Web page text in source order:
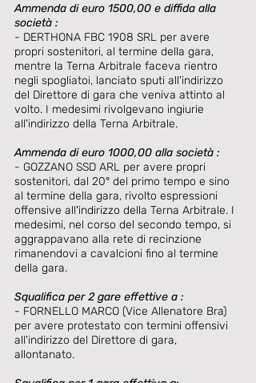
Ammenda di euro 1500,00 e diffida alla
società :
- DERTHONA FBC 1908 SRL per avere
propri sostenitori, al termine della gara,
mentre la Terna Arbitrale faceva rientro
negli spogliatoi, lanciato sputi all'indirizzo
del Direttore di gara che veniva attinto al
volto. I medesimi rivolgevano ingiurie
all'indirizzo della Terna Arbitrale.
Ammenda di euro 1000,00 alla società :
- GOZZANO SSD ARL per avere propri
sostenitori, dal 20° del primo tempo e sino
al termine della gara, rivolto espressioni
offensive all'indirizzo della Terna Arbitrale. I
medesimi, nel corso del secondo tempo, si
aggrappavano alla rete di recinzione
rimanendovi a cavalcioni fino al termine
della gara.
Squalifica per 2 gare effettive a :
- FORNELLO MARCO (Vice Allenatore Bra)
per avere protestato con termini offensivi
all'indirizzo del Direttore di gara,
allontanato.